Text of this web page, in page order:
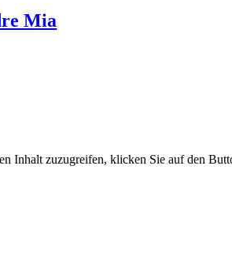
Mia
Inhalt zuzugreifen, klicken Sie auf den